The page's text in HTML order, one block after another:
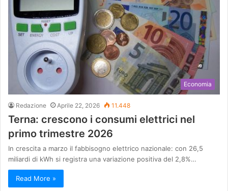
Economia
Redazione Aprile 22, 2026 11.448
Terna: crescono i consumi elettrici nel
primo trimestre 2026
In crescita a marzo il fabbisogno elettrico nazionale: con 26,5
miliardi di kWh si registra una variazione positiva del 2,8%…
Read More »